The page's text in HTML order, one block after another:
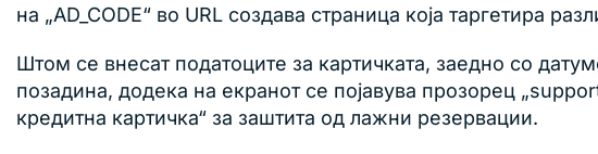
на „AD_CODE“ во URL создава страница која таргетира
Штом се внесат податоците за картичката, заедно со
позадина, додека на екранот се појавува прозорец
кредитна картичка“ за заштита од лажни резервации.